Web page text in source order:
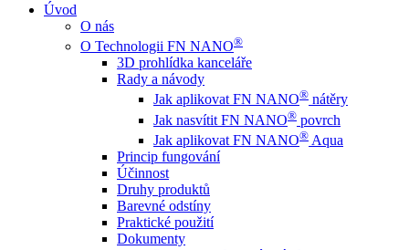
Úvod
O nás
O Technologii FN NANO®
3D prohlídka kanceláře
Rady a návody
Jak aplikovat FN NANO® nátěry
Jak nasvítit FN NANO® povrch
Jak aplikovat FN NANO® Aqua
Princip fungování
Účinnost
Druhy produktů
Barevné odstíny
Praktické použití
Dokumenty